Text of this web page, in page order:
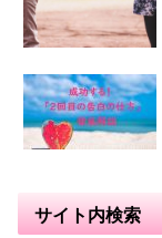
サイト内検索